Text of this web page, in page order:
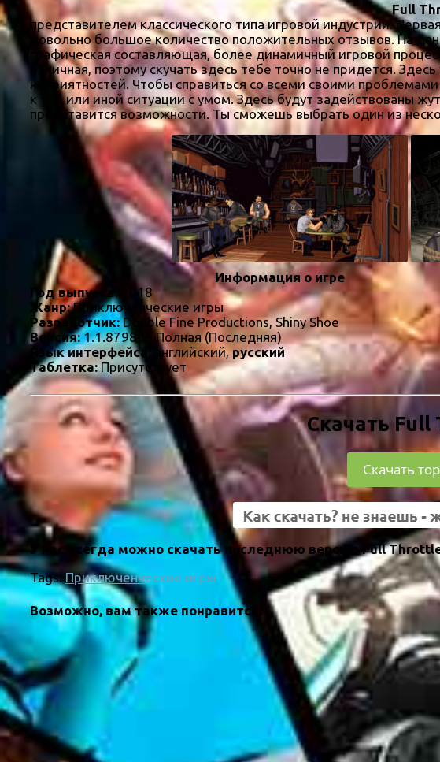
Full
представителем классического типа игровой индустрии.
довольно большое количество положительных отзывов. На
графическая составляющая, более динамичный игровой
отличная, поэтому скучать здесь тебе точно не придется.
неприятностей. Чтобы справиться со всеми своими
к той или иной ситуации с умом. Здесь будут задействованы
представится возможности. Ты сможешь выбрать один из
Информация о игре
Год выпуска:
2018
Жанр:Приключенческие игры
Разработчик:Double Fine Productions, Shiny Shoe
Версия:1.1.879806 Полная (Последняя)
Язык интерфейса:
английский,русский
Таблетка:Присутствует
Скачать Full
Скачать
У нас всегда можно скачать последнюю версию Full
Tags: Приключенческие игры
Возможно, вам также понравится: